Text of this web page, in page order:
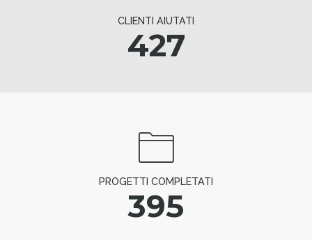
CLIENTI AIUTATI
427
PROGETTI COMPLETATI
395